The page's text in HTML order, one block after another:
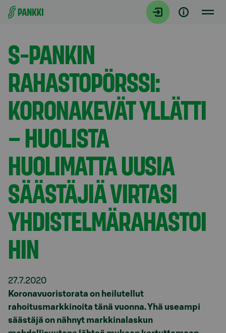
Siirry suoraan sisältöön
Tiedotteet
S-PANKIN
RAHASTOPÖRSSI:
KORONAKEVÄT YLLÄTTI
– HUOLISTA
HUOLIMATTA UUSIA
SÄÄSTÄJIÄ VIRTASI
YHDISTELMÄRAHASTOI
HIN
27.7.2020
Koronavuoristorata on heilutellut
rahoitusmarkkinoita tänä vuonna. Yhä useampi
säästäjä on nähnyt markkinalaskun